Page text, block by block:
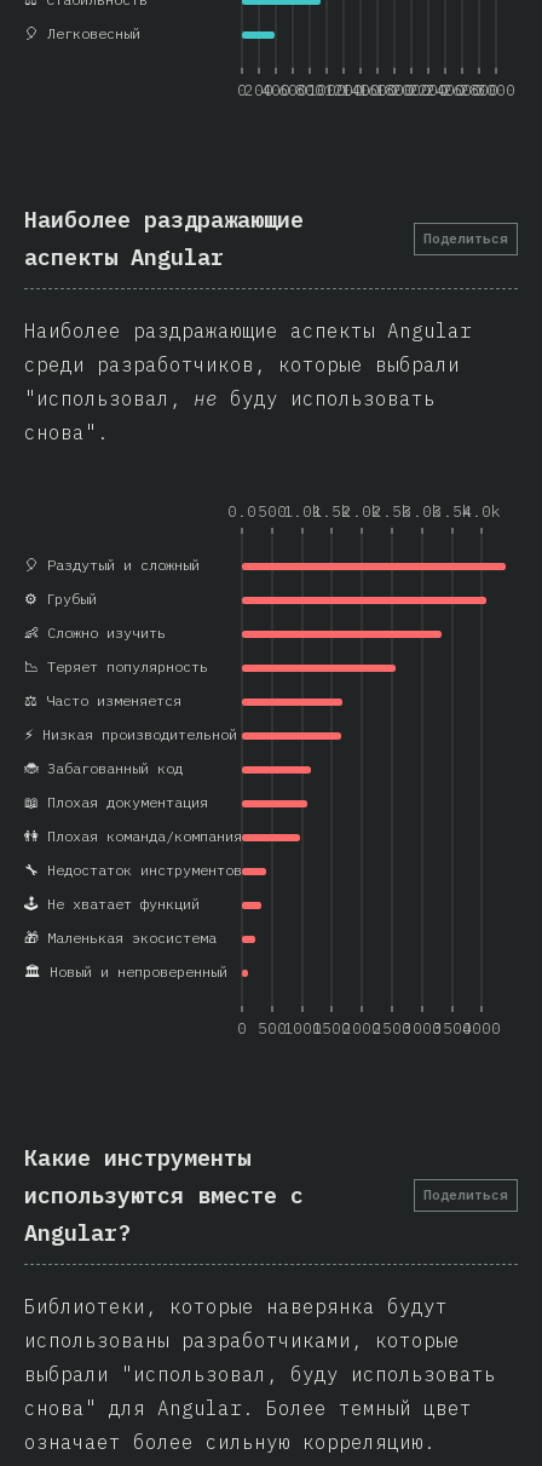
02004006008001000120014001600180020002200240026002800
3000
🎈 Легковесный
Наиболее раздражающие
аспекты Angular
Поделиться
Наиболее раздражающие аспекты Angular
среди разработчиков, которые выбрали
"использовал, не буду использовать
снова".
0.05001.0k1.5k2.0k2.5k3.0k3.5k4.0k
0 5001000150020002500300035004000
🏛️ Новый и непроверенный
🎁 Маленькая экосистема
🕹️ Не хватает функций
🔧 Недостаток инструментов
👫 Плохая команда/компания
📖 Плохая документация
🐞 Забагованный код
⚡ Низкая производительной
⚖️ Часто изменяется
📉 Теряет популярность
👶 Сложно изучить
⚙️ Грубый
🎈 Раздутый и сложный
Какие инструменты
используются вместе с
Angular?
Поделиться
Библиотеки, которые наверянка будут
использованы разработчиками, которые
выбрали "использовал, буду использовать
снова" для Angular. Более темный цвет
означает более сильную корреляцию.